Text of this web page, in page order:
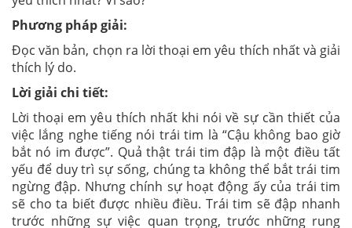
Phương pháp giải:
Đọc văn bản, chọn ra lời thoại em yêu thích nhất và giải
thích lý do.
Lời giải chi tiết:
Lời thoại em yêu thích nhất khi nói về sự cần thiết của
việc lắng nghe tiếng nói trái tim là “Cậu không bao giờ
bắt nó im được”. Quả thật trái tim đập là một điều tất
yếu để duy trì sự sống, chúng ta không thể bắt trái tim
ngừng đập. Nhưng chính sự hoạt động ấy của trái tim
sẽ cho ta biết được nhiều điều. Trái tim sẽ đập nhanh
trước những sự việc quan trọng, trước những rung